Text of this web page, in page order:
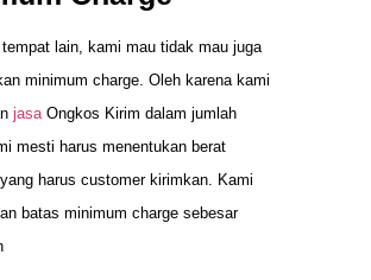
lain, kami mau tidak mau juga
minimum charge. Oleh karena kami
jasa Ongkos Kirim dalam jumlah
mesti harus menentukan berat
harus customer kirimkan. Kami
batas minimum charge sebesar